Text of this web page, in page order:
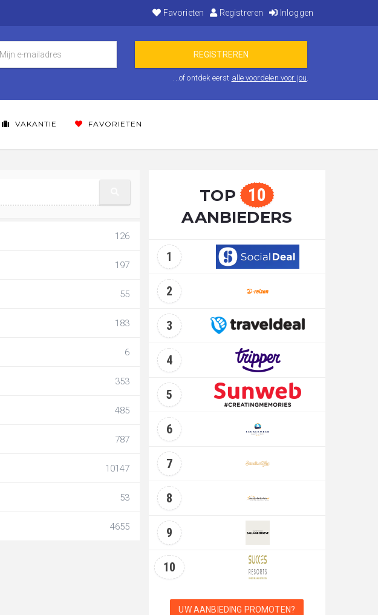
Favorieten Registreren Inloggen
...of ontdek eerst alle voordelen voor jou.
VAKANTIE FAVORIETEN
126
197
55
183
6
353
485
787
10147
53
4655
TOP 10
AANBIEDERS
1
2
3
4
5
6
7
8
9
10
UW AANBIEDING PROMOTEN?